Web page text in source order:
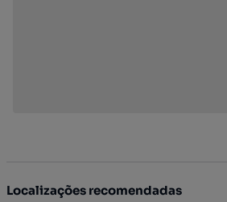
Localizações recomendadas